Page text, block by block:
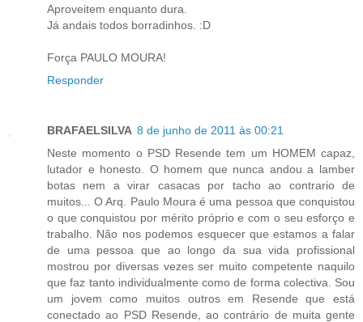
Aproveitem enquanto dura.
Já andais todos borradinhos. :D
Força PAULO MOURA!
Responder
BRAFAELSILVA 8 de junho de 2011 às 00:21
Neste momento o PSD Resende tem um HOMEM capaz,
lutador e honesto. O homem que nunca andou a lamber
botas nem a virar casacas por tacho ao contrario de
muitos... O Arq. Paulo Moura é uma pessoa que conquistou
o que conquistou por mérito próprio e com o seu esforço e
trabalho. Não nos podemos esquecer que estamos a falar
de uma pessoa que ao longo da sua vida profissional
mostrou por diversas vezes ser muito competente naquilo
que faz tanto individualmente como de forma colectiva. Sou
um jovem como muitos outros em Resende que está
conectado ao PSD Resende, ao contrário de muita gente